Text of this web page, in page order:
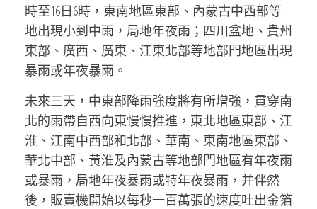
時至16日6時，東南地區東部、內蒙古中西部等
地出現小到中雨，局地年夜雨；四川盆地、貴州
東部、廣西、廣東、江東北部等地部門地區出現
暴雨或年夜暴雨。
未來三天，中東部降雨強度將有所增強，貫穿南
北的雨帶自西向東慢慢推進，東北地區東部、江
淮、江南中西部和北部、華南、東南地區東部、
華北中部、黃淮及內蒙古等地部門地區有年夜雨
或暴雨，局地年夜暴雨或特年夜暴雨，并伴然
後，販賣機開始以每秒一百萬張的速度吐出金箔